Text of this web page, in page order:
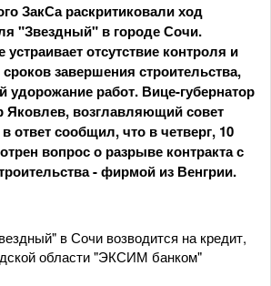
ЗакСа раскритиковали ход
"Звездный" в городе Сочи.
отсутствие контроля и
завершения строительства,
удорожание работ. Вице-губернатор
Яковлев, возглавляющий совет
ответ сообщил, что в четверг, 10
вопрос о разрыве контракта с
- фирмой из Венгрии.
в Сочи возводится на кредит,
области "ЭКСИМ банком"